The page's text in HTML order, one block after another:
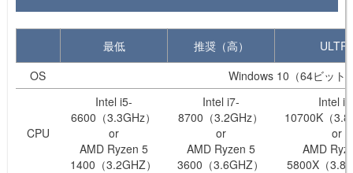
最低 推奨（高）
OS
Windows 10（64ビット
CPU
Intel i5-
6600（3.3GHz）
or
AMD Ryzen 5
1400（3.2GHZ）
Intel i7-
8700（3.2GHz）
or
AMD Ryzen 5
3600（3.6GHZ）
Intel
10700K（
or
AMD
5800X（